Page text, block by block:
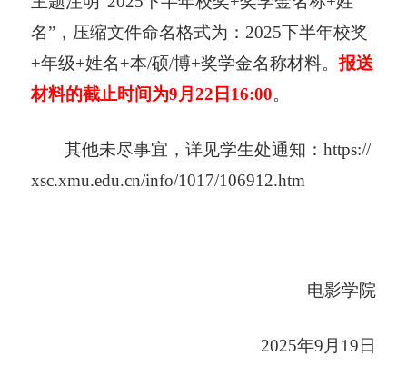
名”，压缩文件命名格式为： 2025下半年校奖
+年级+姓名+本/硕/博+奖学金名称材料。报送
材料的截止时间为9月 22 日16:00。
其他未尽事宜，详见学生处通知 ：https://
xsc.xmu.edu.cn/info/1017/106912.htm
电影学院
2025年9月19日